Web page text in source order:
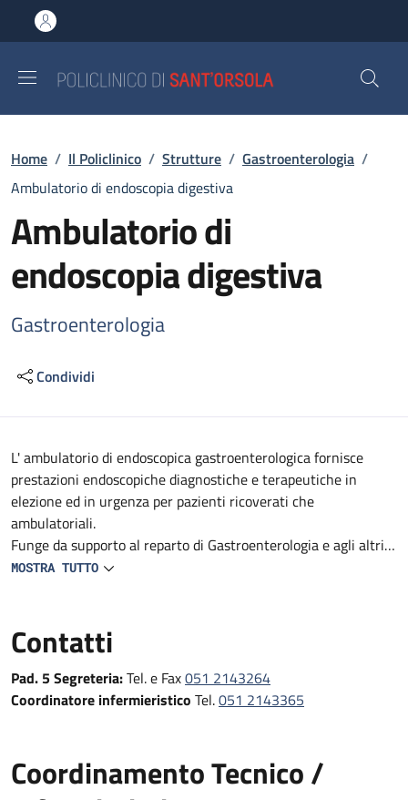
al contenuto principale
to footer content
Briciole di pane
Home / Il Policlinico / Strutture / Gastroenterologia /
Ambulatorio di endoscopia digestiva
Ambulatorio di
endoscopia digestiva
Gastroenterologia
Condividi
Descrizione
L' ambulatorio di endoscopica gastroenterologica fornisce
prestazioni endoscopiche diagnostiche e terapeutiche in
elezione ed in urgenza per pazienti ricoverati che
ambulatoriali.
Funge da supporto al reparto di Gastroenterologia e agli altri
reparti e DS del Policlinico (Medicine, Geriatrie, Oncologie,
Fornisce prestazioni endoscopiche diagnostiche e terapeutiche
in urgenza, in elezione e follow-up
MOSTRA TUTTO
Contatti
Pad. 5 Segreteria:Tel. e Fax051 2143264
Coordinatore infermieristico Tel.051 2143365
Coordinamento Tecnico /